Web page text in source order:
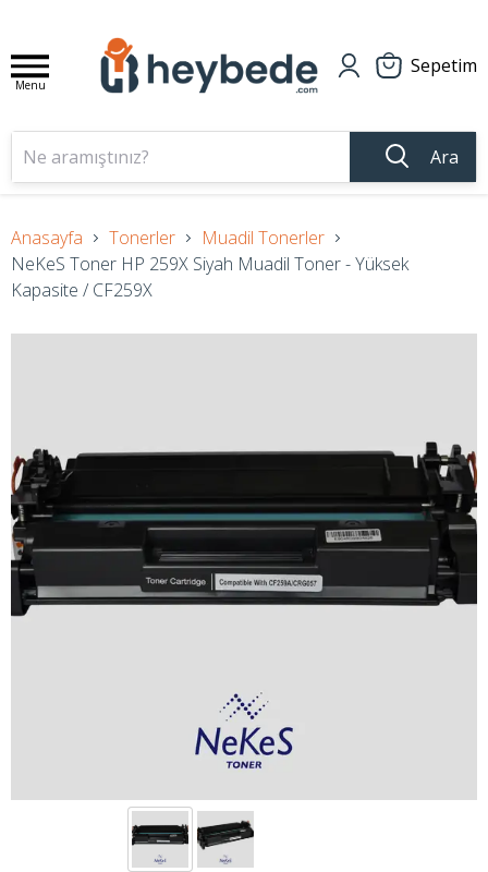
Menu
Sepetim
Ara
Anasayfa Tonerler
Muadil Tonerler
NeKeS Toner HP 259X Siyah Muadil Toner - Yüksek
Kapasite / CF259X